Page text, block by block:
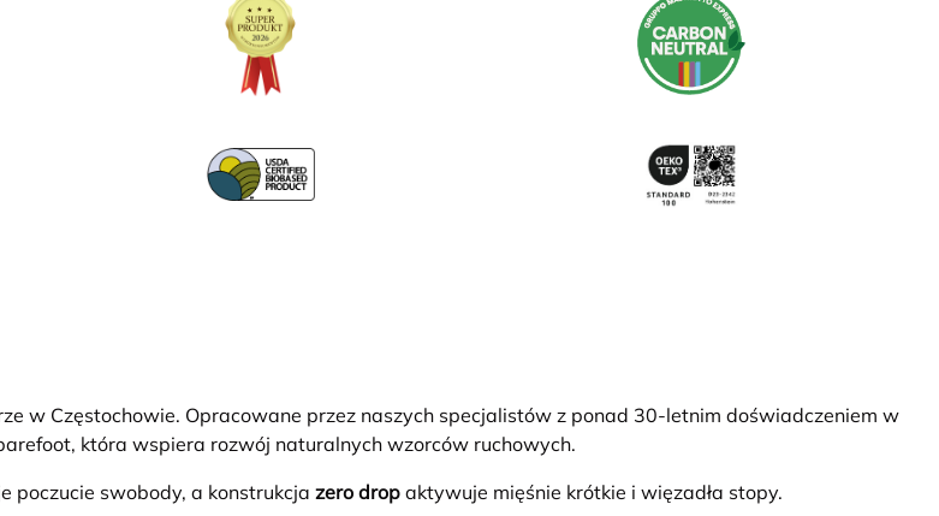
w Częstochowie. Opracowane przez naszych specjalistów z ponad 30-letnim doświadczeniem w
która wspiera rozwój naturalnych wzorców ruchowych.
poczucie swobody, a konstrukcja zero drop aktywuje mięśnie krótkie i więzadła stopy.